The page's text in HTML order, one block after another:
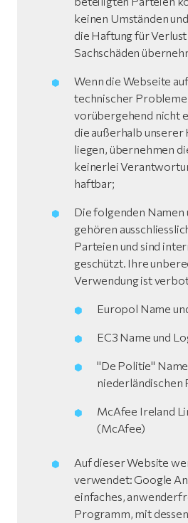
keinen Umständen
die Haftung für
Sachschäden
Wenn die Webseite
technischer Probleme
vorübergehend nicht
die außerhalb
liegen, übernehmen
keinerlei
haftbar;
Die folgenden Namen
gehören
Parteien und sind
geschützt. Ihre
Verwendung ist
Europol Name
EC3 Name und
"De Politie"
niederländischen
McAfee Ireland
(McAfee)
Auf dieser Website
verwendet: Google
einfaches,
Programm, mit